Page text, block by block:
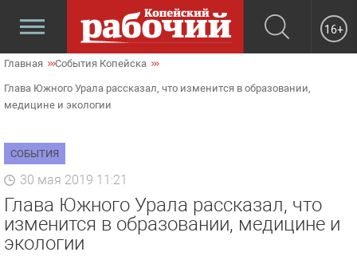
16+
Главная События Копейска
Глава Южного Урала рассказал, что изменится в образовании,
медицине и экологии
СОБЫТИЯ
30 мая 2019 11:21
Глава Южного Урала рассказал, что
изменится в образовании, медицине и
экологии